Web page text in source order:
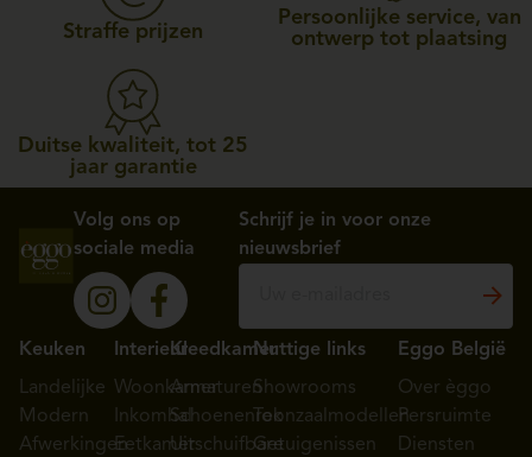
Straffe prijzen
Persoonlijke service, van
ontwerp tot plaatsing
Duitse kwaliteit, tot 25
jaar garantie
Volg ons op
sociale media
Schrijf je in voor onze
nieuwsbrief
Keuken
Landelijke
Modern
Afwerkingen
Interieur
Woonkamer
Inkomhal
Eetkamer
Kleedkamer
Armaturen
Schoenenrek
Uitschuifbare
Nuttige links
Showrooms
Toonzaalmodellen
Getuigenissen
Eggo België
Over èggo
Persruimte
Diensten